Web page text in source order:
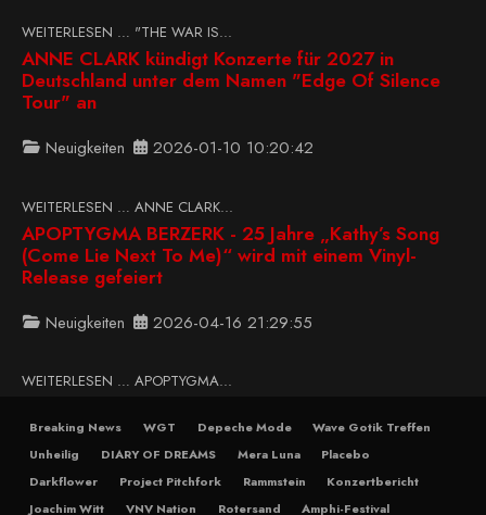
WEITERLESEN … "THE WAR IS...
ANNE CLARK kündigt Konzerte für 2027 in
Deutschland unter dem Namen "Edge Of Silence
Tour" an
Neuigkeiten 2026-01-10 10:20:42
WEITERLESEN … ANNE CLARK...
APOPTYGMA BERZERK - 25 Jahre „Kathy’s Song
(Come Lie Next To Me)“ wird mit einem Vinyl-
Release gefeiert
Neuigkeiten 2026-04-16 21:29:55
WEITERLESEN … APOPTYGMA...
Breaking News WGT Depeche Mode
Wave Gotik Treffen
Unheilig
DIARY OF DREAMS Mera Luna
Placebo
Darkflower
Project Pitchfork Rammstein
Konzertbericht
Joachim Witt
VNV Nation Rotersand Amphi-Festival